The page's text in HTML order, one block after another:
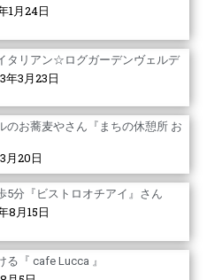
1月24日
タリアン☆ログガーデンヴェルデ
年3月23日
のお蕎麦やさん『まちの休憩所 お
月20日
5分『ビストロオチアイ』さん
8月15日
『 cafe Lucca 』